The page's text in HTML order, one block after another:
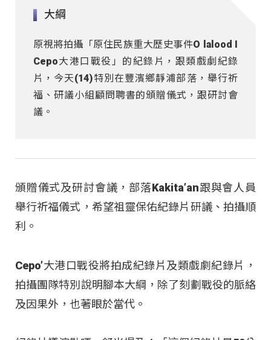
大綱
原視將拍攝「原住民族重大歷史事件O lalood I
Cepo大港口戰役」的紀錄片，跟類戲劇紀錄
片，今天(14)特別在豐濱鄉靜浦部落，舉行祈
福、研議小組顧問聘書的頒贈儀式，跟研討會
議。
頒贈儀式及研討會議，部落Kakita’an跟與會人員
舉行祈福儀式，希望祖靈保佑紀錄片研議、拍攝順
利。
Cepo’大港口戰役將拍成紀錄片及類戲劇紀錄片，
拍攝團隊特別說明腳本大綱，除了刻劃戰役的脈絡
及因果外，也著眼於當代。